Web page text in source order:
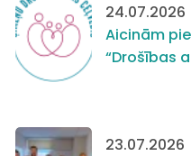
24.07.2026
Aicinām
“Drošības
23.07.2026